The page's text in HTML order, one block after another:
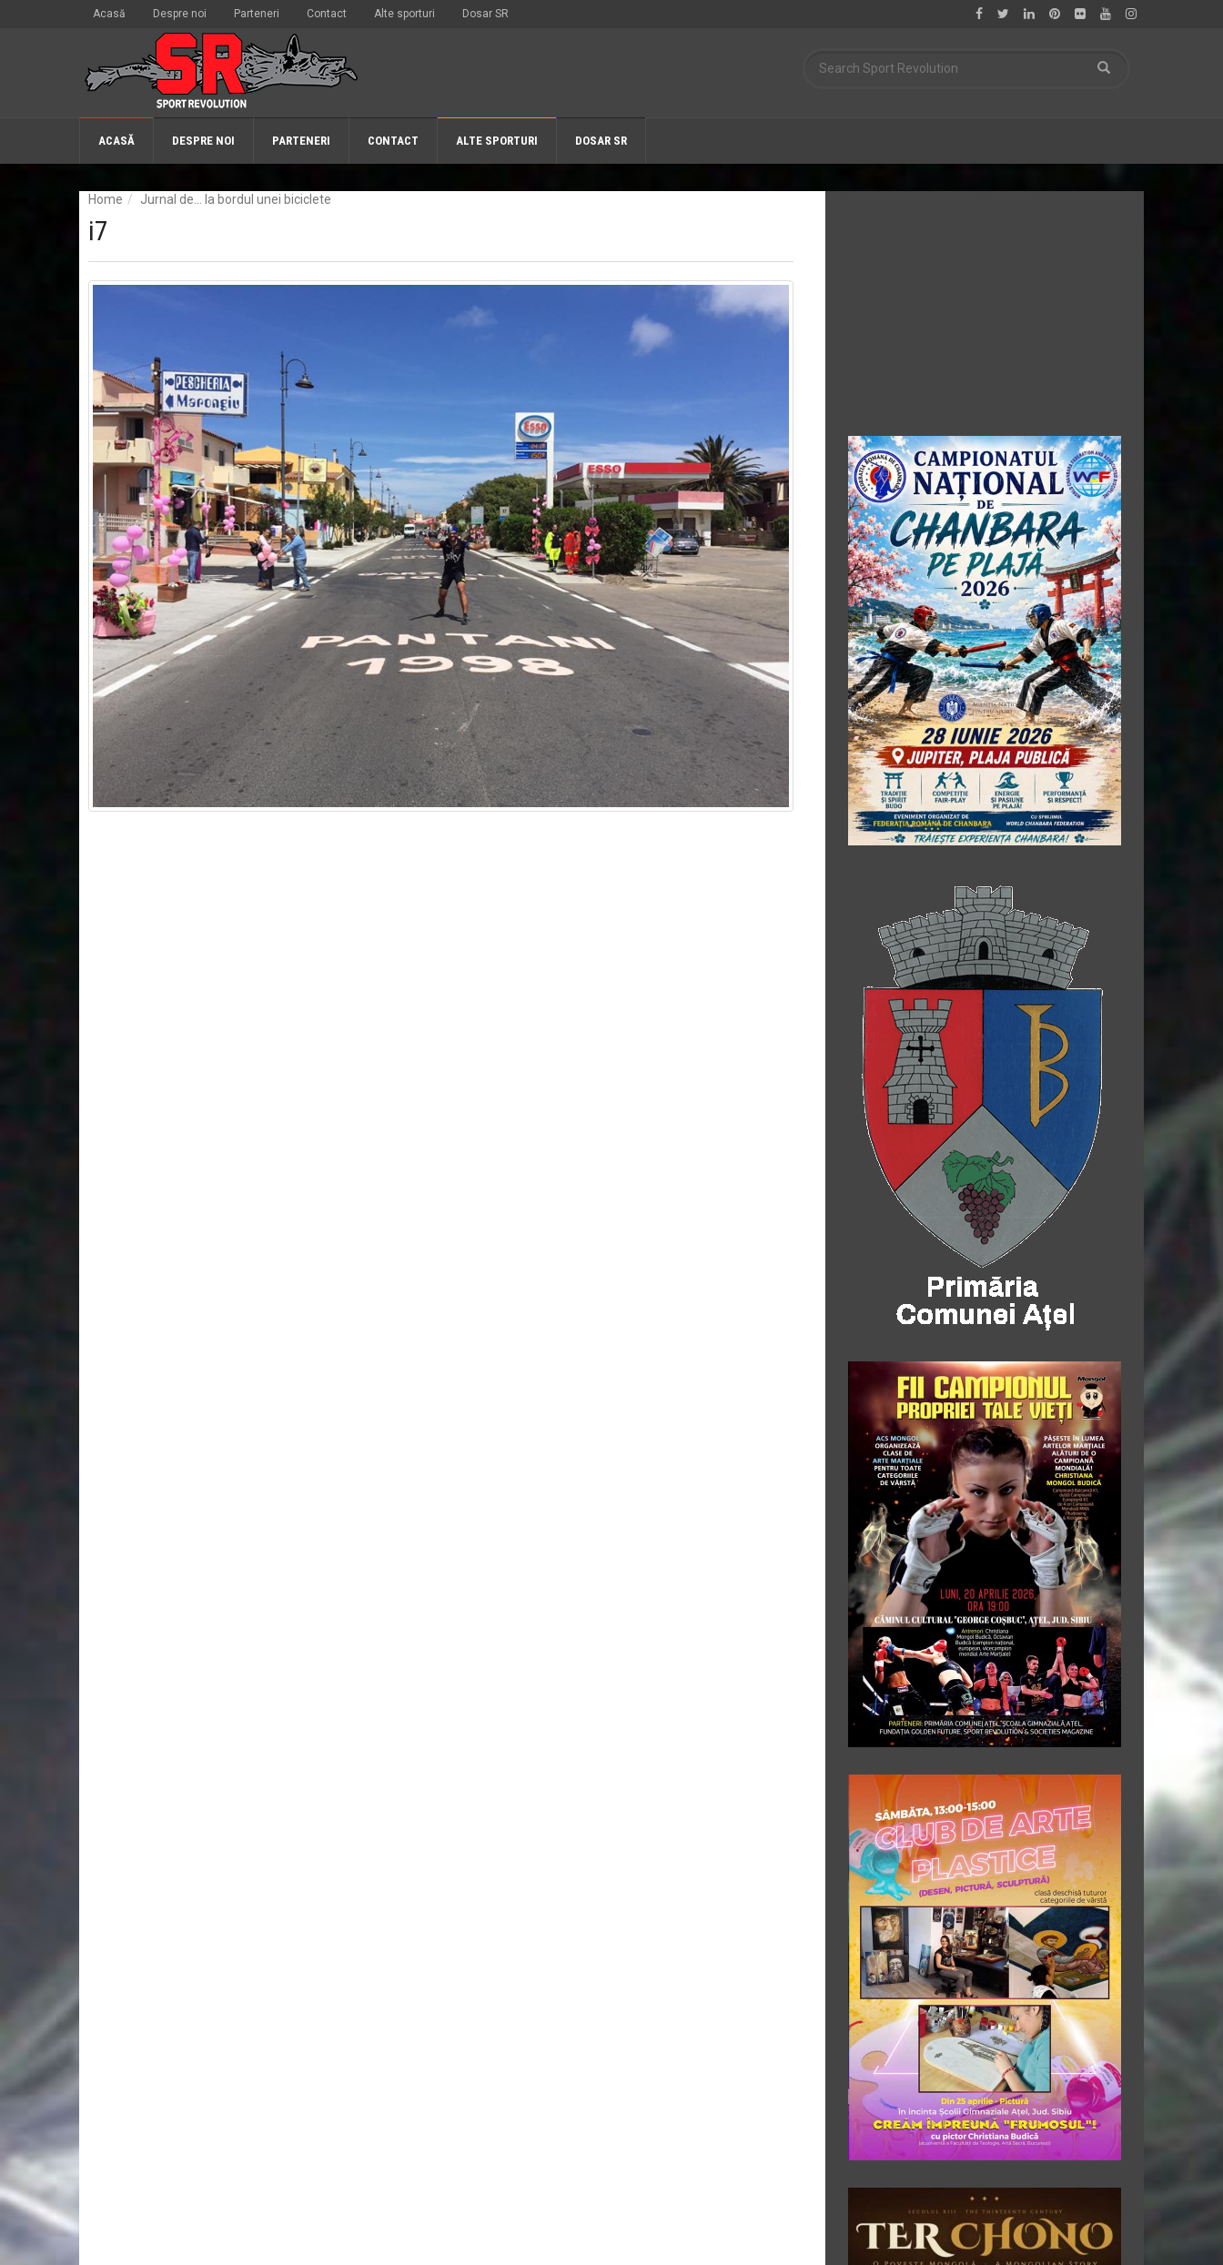
Acasă Despre noi Parteneri Contact Alte sporturi Dosar SR
ACASĂ DESPRE NOI PARTENERI CONTACT ALTE SPORTURI DOSAR SR
Home Jurnal de… la bordul unei biciclete
i7